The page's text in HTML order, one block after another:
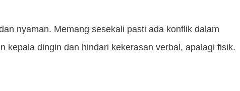
nyaman. Memang sesekali pasti ada konflik dalam
kepala dingin dan hindari kekerasan verbal, apalagi fisik.